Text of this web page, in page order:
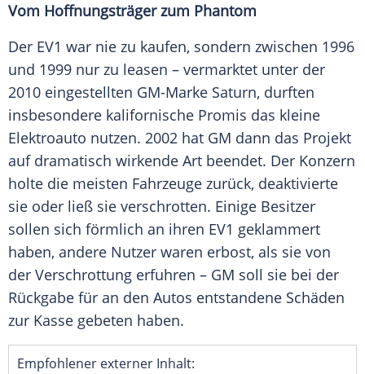
Vom Hoffnungsträger zum Phantom
Der EV1 war nie zu kaufen, sondern zwischen 1996
und 1999 nur zu leasen – vermarktet unter der
2010 eingestellten GM-Marke Saturn, durften
insbesondere kalifornische Promis das kleine
Elektroauto nutzen. 2002 hat GM dann das Projekt
auf dramatisch wirkende Art beendet. Der Konzern
holte die meisten Fahrzeuge zurück, deaktivierte
sie oder ließ sie verschrotten. Einige Besitzer
sollen sich förmlich an ihren EV1 geklammert
haben, andere Nutzer waren erbost, als sie von
der Verschrottung erfuhren – GM soll sie bei der
Rückgabe für an den Autos entstandene Schäden
zur Kasse gebeten haben.
Empfohlener externer Inhalt: